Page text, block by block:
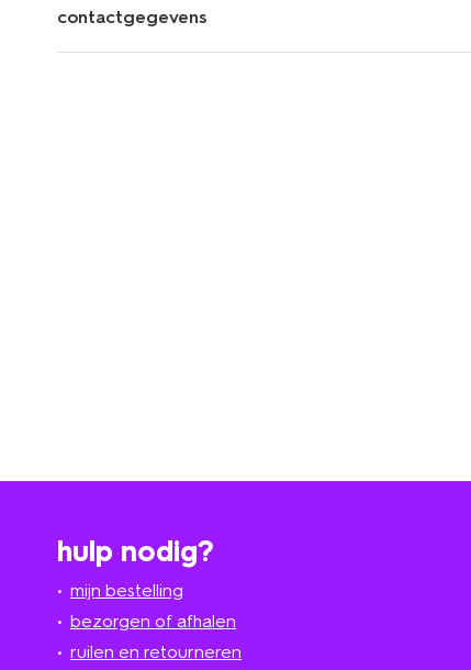
contactgegevens
hulp nodig?
mijn bestelling
bezorgen of afhalen
ruilen en retourneren